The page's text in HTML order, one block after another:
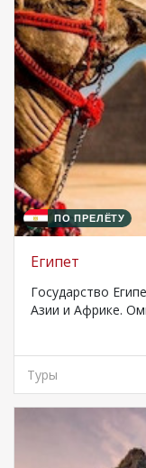
ПО ПРЕЛЁТУ
Египет
Государство
Азии и Африке.
Туры